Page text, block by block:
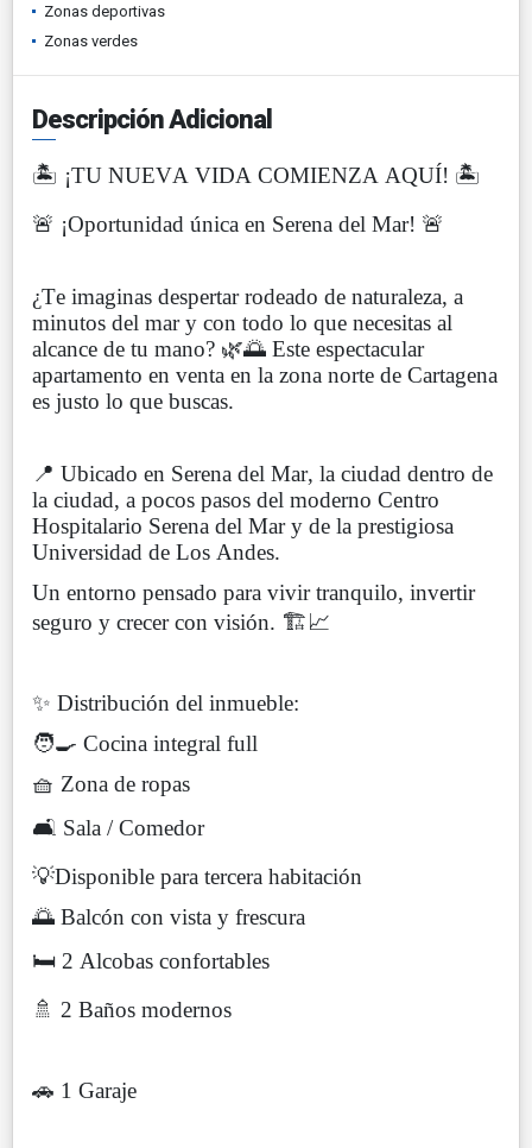
Zonas deportivas
Zonas verdes
Descripción Adicional
🏝️ ¡TU NUEVA VIDA COMIENZA AQUÍ! 🏝️
🚨 ¡Oportunidad única en Serena del Mar! 🚨
¿Te imaginas despertar rodeado de naturaleza, a
minutos del mar y con todo lo que necesitas al
alcance de tu mano? 🌿🌅 Este espectacular
apartamento en venta en la zona norte de Cartagena
es justo lo que buscas.
📍 Ubicado en Serena del Mar, la ciudad dentro de
la ciudad, a pocos pasos del moderno Centro
Hospitalario Serena del Mar y de la prestigiosa
Universidad de Los Andes.
Un entorno pensado para vivir tranquilo, invertir
seguro y crecer con visión. 🏗️📈
✨ Distribución del inmueble:
🧑‍🍳 Cocina integral full
🧺 Zona de ropas
🛋️ Sala / Comedor
💡Disponible para tercera habitación
🌅 Balcón con vista y frescura
🛏️ 2 Alcobas confortables
🚿 2 Baños modernos
🚗 1 Garaje